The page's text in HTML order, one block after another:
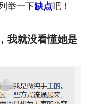
举一下缺点吧！
我就没看懂她是